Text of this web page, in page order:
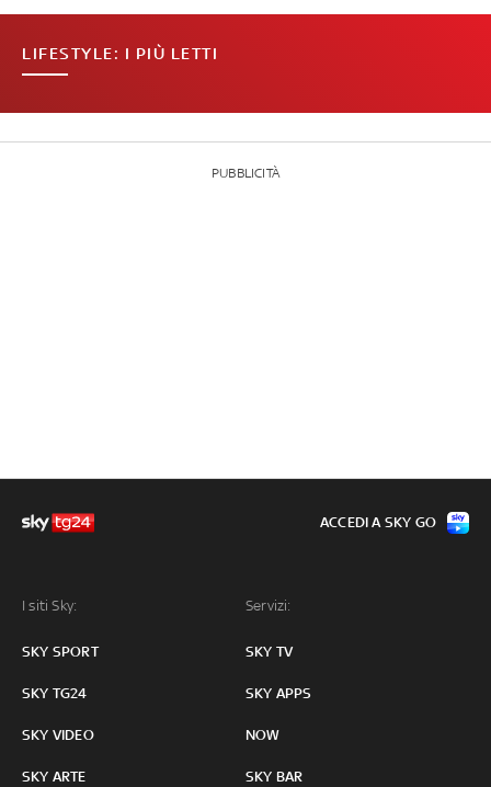
LIFESTYLE: I PIÙ LETTI
PUBBLICITÀ
I siti Sky:
SKY SPORT
SKY TG24
SKY VIDEO
SKY ARTE
Servizi:
SKY TV
SKY APPS
NOW
SKY BAR
ACCEDI A SKY GO